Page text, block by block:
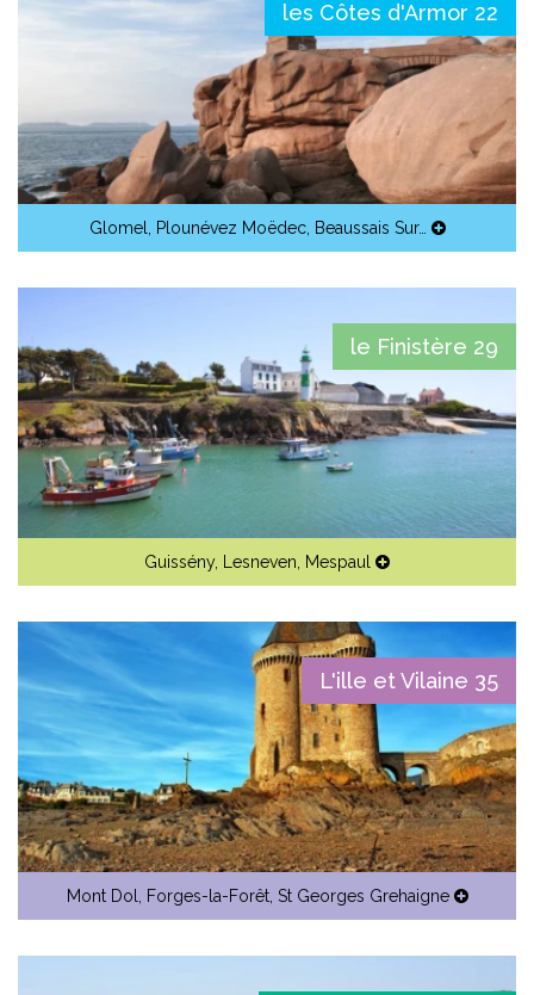
les Côtes d'Armor 22
Glomel, Plounévez Moëdec, Beaussais Sur…
le Finistère 29
Guissény, Lesneven, Mespaul
L'ille et Vilaine 35
Mont Dol, Forges-la-Forêt, St Georges Grehaigne